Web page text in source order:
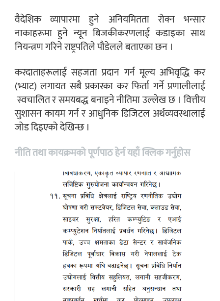
वैदेशिक व्यापारमा हुने अनियमितता रोक्न भन्सार
नाकाहरूमा हुने न्यून बिजकीकरणलाई कडाइका साथ
नियन्त्रण गरिने राष्ट्रपतिले पौडेलले बताएका छन ।
करदाताहरूलाई सहजता प्रदान गर्न मूल्य अभिवृद्धि कर
(भ्याट) लगायत सबै प्रकारका कर फिर्ता गर्ने प्रणालीलाई
स्वचालित र समयबद्ध बनाइने नीतिमा उल्लेख छ । वित्तीय
सुशासन कायम गर्न र आधुनिक डिजिटल अर्थव्यवस्थालाई
जोड दिइएको देखिन्छ ।
नीति तथा कायक्रमको पूर्णपाठ हेर्न यहाँ क्लिक गर्नुहोस